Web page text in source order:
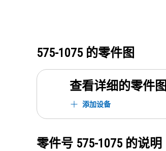
575-1075 的零件图
查看详细的零件图
添加设备
零件号 575-1075 的说明